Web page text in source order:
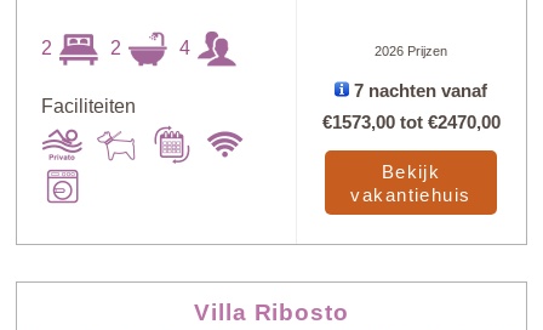
2 2 4
Faciliteiten
2026 Prijzen
7 nachten vanaf
€1573,00tot €2470,00
Bekijk
vakantiehuis
Villa Ribosto